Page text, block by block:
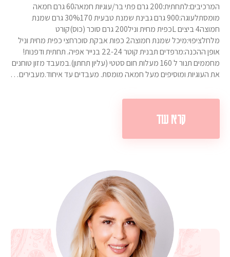
המרכיבים:לתחתית:200 גרם פתי בר/עוגיות חמאה60 גרם חמאה
מומסתלעוגה:900 גרם גבינת שמנת טבעית 30%170 גרם שמנת
חמוצה4 ביצים Lכפית מחית וניל200 גרם סוכר (כוס)קורט
מלחלציפוי:מיכל שמנת חמוצה2 כפות אבקת סוכרחצי כפית מחית וניל
אופן ההכנה:מרפדים תבנית קוטר 22-24 בנייר אפיה. תחתית ודפנות!
מחממים תנור ל 160 מעלות חום סטטי (עליון תחתון).במעבד מזון טוחנים
את העוגיות ומוסיפים מעל חמאה מומסת. מעבדים עד איחוד.מעבירים…
קרא עוד